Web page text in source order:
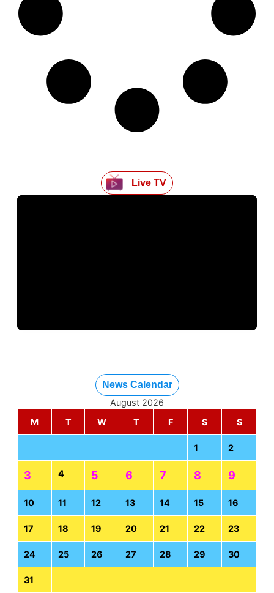
Live TV
News Calendar
August 2026
M
T W T F S S
1 2
3 4 5 6 7 8 9
10 11 12 13 14 15 16
17 18 19 20 21 22 23
24 25 26 27 28 29 30
31